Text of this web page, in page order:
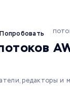
Попробовать
с журналами
редакторы и